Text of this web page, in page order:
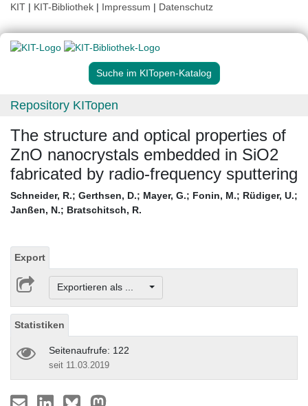
KIT | KIT-Bibliothek | Impressum | Datenschutz
Suche im KITopen-Katalog
Repository KITopen
The structure and optical properties of
ZnO nanocrystals embedded in SiO2
fabricated by radio-frequency sputtering
Schneider, R.; Gerthsen, D.; Mayer, G.; Fonin, M.; Rüdiger, U.;
Janßen, N.; Bratschitsch, R.
Export
Exportieren als ...
Statistiken
Seitenaufrufe: 122
seit 11.03.2019